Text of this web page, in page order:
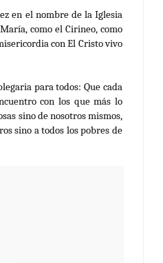
en el nombre de la Iglesia
como el Cirineo, como
con El Cristo vivo
para todos:Que cada
con los que más lo
sino de nosotros mismos,
sino a todos los pobres de